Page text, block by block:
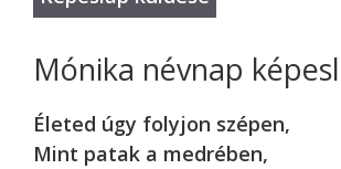
Mónika névnap
Életed úgy folyjon szépen,
Mint patak a medrében,